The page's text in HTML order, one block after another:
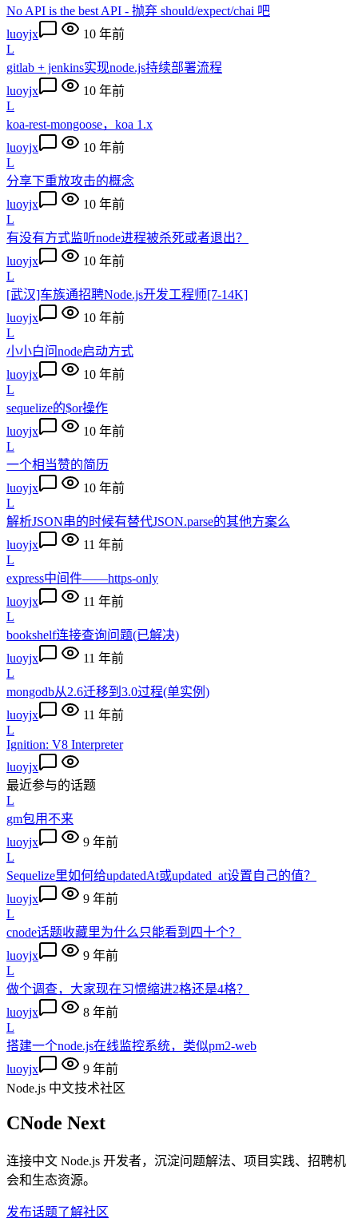
No API is the best API - 抛弃 should/expect/chai 吧
luoyjx
10 年前
L
gitlab + jenkins实现node.js持续部署流程
luoyjx
10 年前
L
koa-rest-mongoose，koa 1.x
luoyjx
10 年前
L
分享下重放攻击的概念
luoyjx
10 年前
L
有没有方式监听node进程被杀死或者退出？
luoyjx
10 年前
L
[武汉]车族通招聘Node.js开发工程师[7-14K]
luoyjx
10 年前
L
小小白问node启动方式
luoyjx
10 年前
L
sequelize的$or操作
luoyjx
10 年前
L
一个相当赞的简历
luoyjx
10 年前
L
解析JSON串的时候有替代JSON.parse的其他方案么
luoyjx
11 年前
L
express中间件——https-only
luoyjx
11 年前
L
bookshelf连接查询问题(已解决)
luoyjx
11 年前
L
mongodb从2.6迁移到3.0过程(单实例)
luoyjx
11 年前
L
Ignition: V8 Interpreter
luoyjx
最近参与的话题
L
gm包用不来
luoyjx
9 年前
L
Sequelize里如何给updatedAt或updated_at设置自己的值？
luoyjx
9 年前
L
cnode话题收藏里为什么只能看到四十个？
luoyjx
9 年前
L
做个调查，大家现在习惯缩进2格还是4格？
luoyjx
8 年前
L
搭建一个node.js在线监控系统，类似pm2-web
luoyjx
9 年前
Node.js 中文技术社区
CNode Next
连接中文 Node.js 开发者，沉淀问题解法、项目实践、招聘机
会和生态资源。
发布话题了解社区